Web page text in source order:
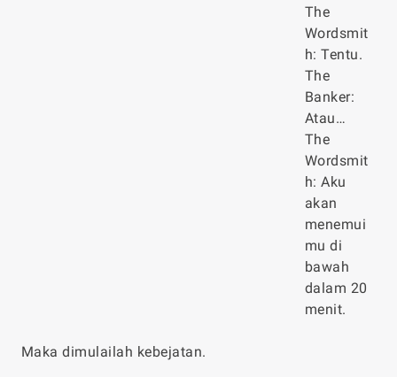
The
Wordsmit
h: Tentu.
The
Banker:
Atau…
The
Wordsmit
h: Aku
akan
menemui
mu di
bawah
dalam 20
menit.
Maka dimulailah kebejatan.